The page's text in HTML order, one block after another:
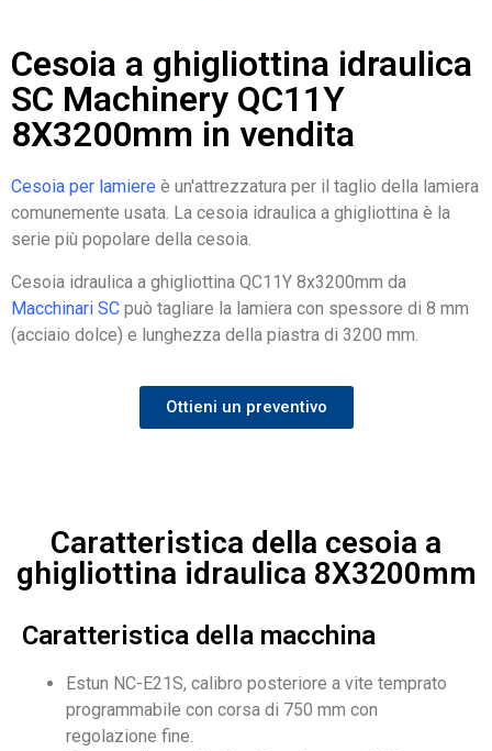
Cesoia a ghigliottina idraulica
SC Machinery QC11Y
8X3200mm in vendita
Cesoia per lamiere è un'attrezzatura per il taglio della lamiera
comunemente usata. La cesoia idraulica a ghigliottina è la
serie più popolare della cesoia.
Cesoia idraulica a ghigliottina QC11Y 8x3200mm da
Macchinari SC può tagliare la lamiera con spessore di 8 mm
(acciaio dolce) e lunghezza della piastra di 3200 mm.
Ottieni un preventivo
Caratteristica della cesoia a
ghigliottina idraulica 8X3200mm
Caratteristica della macchina
Estun NC-E21S, calibro posteriore a vite temprato
programmabile con corsa di 750 mm con
regolazione fine.